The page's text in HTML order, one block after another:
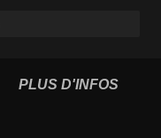
PLUS D'INFOS